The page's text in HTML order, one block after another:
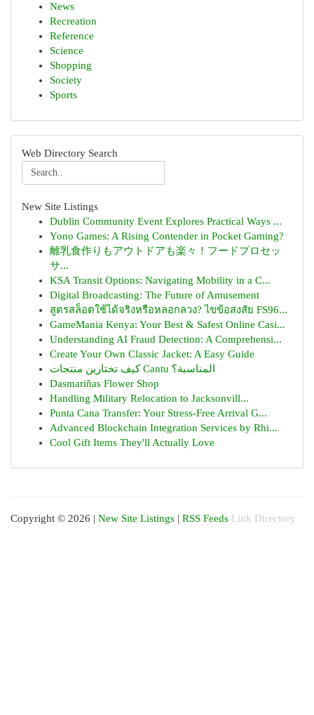
News
Recreation
Reference
Science
Shopping
Society
Sports
Web Directory Search
New Site Listings
Dublin Community Event Explores Practical Ways ...
Yono Games: A Rising Contender in Pocket Gaming?
離乳食作りもアウトドアも楽々！フードプロセッ
サ...
KSA Transit Options: Navigating Mobility in a C...
Digital Broadcasting: The Future of Amusement
สูตรสล็อตใช้ได้จริงหรือหลอกลวง? ไขข้อสงสัย FS96...
GameMania Kenya: Your Best & Safest Online Casi...
Understanding AI Fraud Detection: A Comprehensi...
Create Your Own Classic Jacket: A Easy Guide
كيف تختارين منتجات Cantu المناسبة؟
Dasmariñas Flower Shop
Handling Military Relocation to Jacksonvill...
Punta Cana Transfer: Your Stress-Free Arrival G...
Advanced Blockchain Integration Services by Rhi...
Cool Gift Items They'll Actually Love
Copyright © 2026 | New Site Listings | RSS Feeds Link Directory